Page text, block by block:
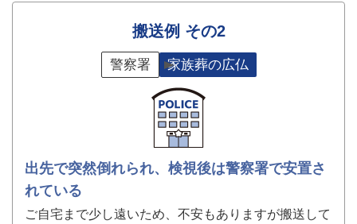
搬送例 その2
警察署 家族葬の広仏
出先で突然倒れられ、検視後は警察署で安置さ
れている
ご自宅まで少し遠いため、不安もありますが搬送して